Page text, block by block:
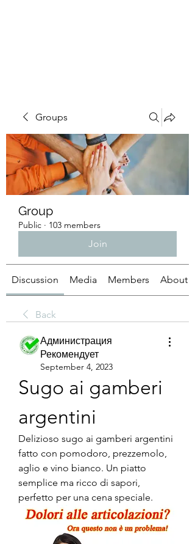
Groups
Group
Public · 103 members
Join
Discussion Media Members About
Back
Администрация
Рекомендует
September 4, 2023
Sugo ai gamberi
argentini
Delizioso sugo ai gamberi argentini
fatto con pomodoro, prezzemolo,
aglio e vino bianco. Un piatto
semplice ma ricco di sapori,
perfetto per una cena speciale.